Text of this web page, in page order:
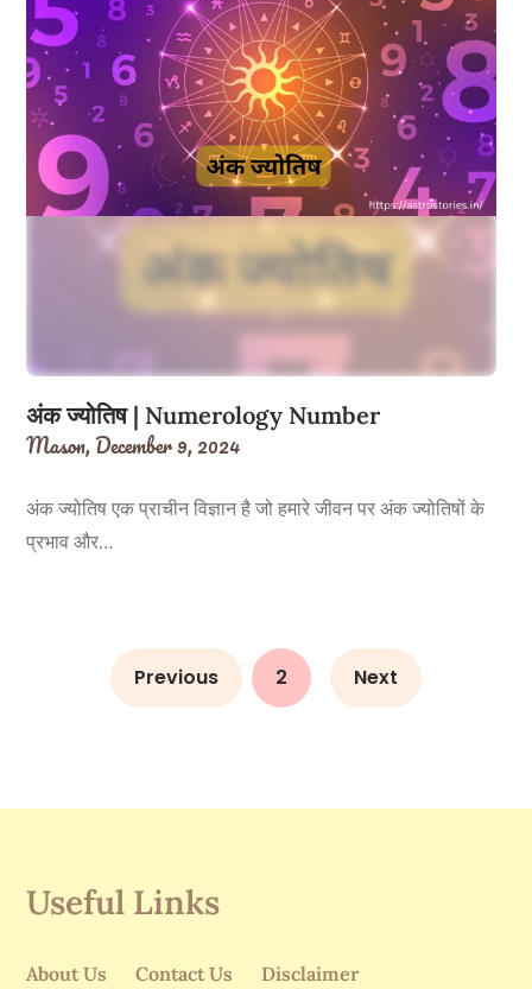
अंक ज्योतिष | Numerology Number
Mason,December 9, 2024
अंक ज्योतिष एक प्राचीन विज्ञान है जो हमारे जीवन पर अंक ज्योतिषों के
प्रभाव और…
Previous 2 Next
Useful Links
About Us Contact Us Disclaimer